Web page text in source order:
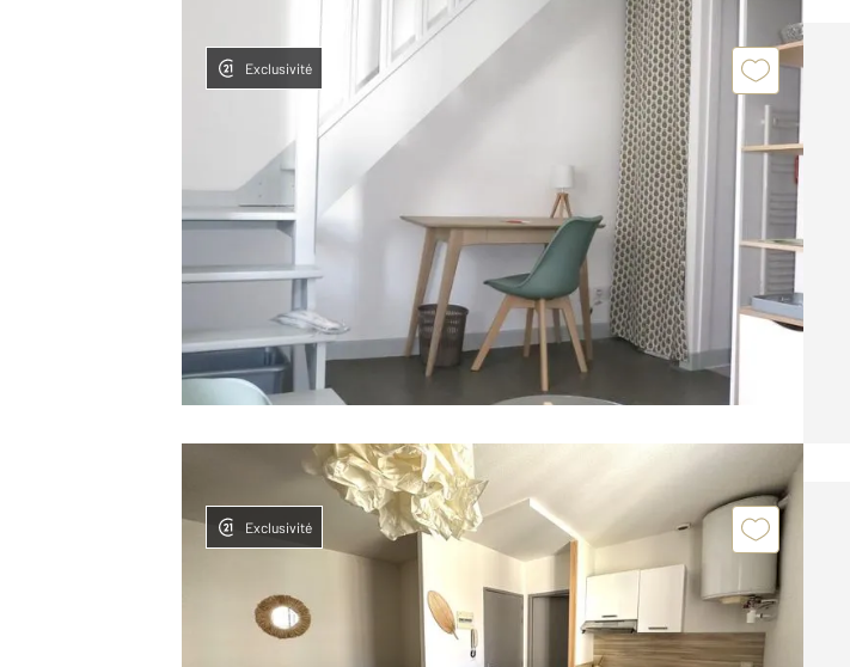
Exclusivité
Exclusivité